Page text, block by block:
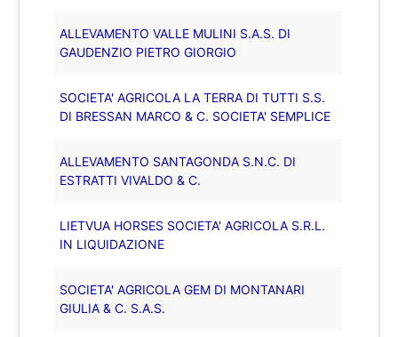
ALLEVAMENTO VALLE MULINI S.A.S. DI
GAUDENZIO PIETRO GIORGIO
SOCIETA' AGRICOLA LA TERRA DI TUTTI S.S.
DI BRESSAN MARCO & C. SOCIETA' SEMPLICE
ALLEVAMENTO SANTAGONDA S.N.C. DI
ESTRATTI VIVALDO & C.
LIETVUA HORSES SOCIETA' AGRICOLA S.R.L.
IN LIQUIDAZIONE
SOCIETA' AGRICOLA GEM DI MONTANARI
GIULIA & C. S.A.S.